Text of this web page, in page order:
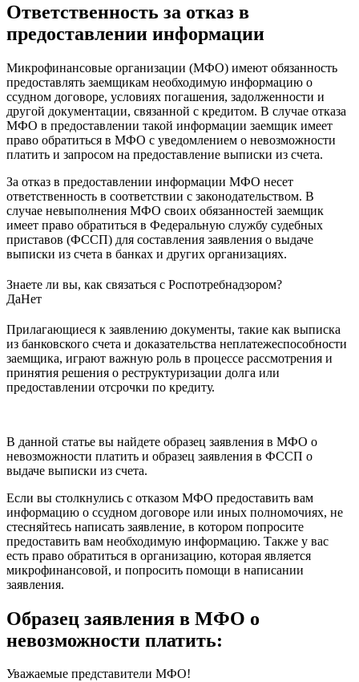
Ответственность за отказ в
предоставлении информации
Микрофинансовые организации (МФО) имеют обязанность
предоставлять заемщикам необходимую информацию о
ссудном договоре, условиях погашения, задолженности и
другой документации, связанной с кредитом. В случае отказа
МФО в предоставлении такой информации заемщик имеет
право обратиться в МФО с уведомлением о невозможности
платить и запросом на предоставление выписки из счета.
За отказ в предоставлении информации МФО несет
ответственность в соответствии с законодательством. В
случае невыполнения МФО своих обязанностей заемщик
имеет право обратиться в Федеральную службу судебных
приставов (ФССП) для составления заявления о выдаче
выписки из счета в банках и других организациях.
Знаете ли вы, как связаться с Роспотребнадзором?
ДаНет
Прилагающиеся к заявлению документы, такие как выписка
из банковского счета и доказательства неплатежеспособности
заемщика, играют важную роль в процессе рассмотрения и
принятия решения о реструктуризации долга или
предоставлении отсрочки по кредиту.
В данной статье вы найдете образец заявления в МФО о
невозможности платить и образец заявления в ФССП о
выдаче выписки из счета.
Если вы столкнулись с отказом МФО предоставить вам
информацию о ссудном договоре или иных полномочиях, не
стесняйтесь написать заявление, в котором попросите
предоставить вам необходимую информацию. Также у вас
есть право обратиться в организацию, которая является
микрофинансовой, и попросить помощи в написании
заявления.
Образец заявления в МФО о
невозможности платить:
Уважаемые представители МФО!